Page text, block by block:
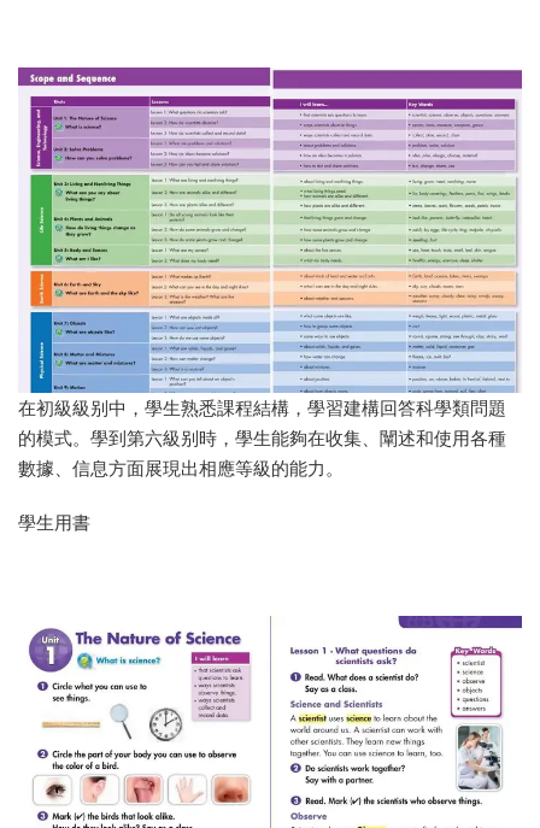
在初級級别中，學生熟悉課程結構，學習建構回答科學類問題
的模式。學到第六級别時，學生能夠在收集、闡述和使用各種
數據、信息方面展現出相應等級的能力。
學生用書